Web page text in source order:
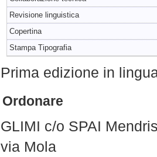
Revisione linguistica
Copertina
Stampa Tipografia
Prima edizione in
Ordonare
GLIMI c/o SPAI
via Mola